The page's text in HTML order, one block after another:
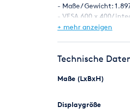
- Maße/ Gewicht:
- VESA 600 x 400/
- HDR+ / 24/7
- nicht berücksichtigt.
+ mehr anzeigen
Technische
Maße (LxBxH)
Displaygröße